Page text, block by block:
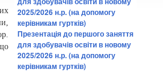
2025/2026 н.р. (на допомогу
керівникам гуртків)
Презентація до першого заняття
для здобувачів освіти в новому
2025/2026 н.р. (на допомогу
керівникам гуртків)